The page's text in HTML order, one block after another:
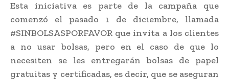
Esta iniciativa es parte de la campaña que
comenzó el pasado 1 de diciembre, llamada
#SINBOLSASPORFAVOR que invita a los clientes
a no usar bolsas, pero en el caso de que lo
necesiten se les entregarán bolsas de papel
gratuitas y certificadas, es decir, que se aseguran